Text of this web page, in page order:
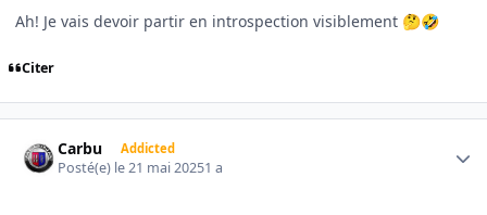
Ah! Je vais devoir partir en introspection visiblement 🤔🤣
Citer
Carbu Addicted
Posté(e) le 21 mai 20251 a